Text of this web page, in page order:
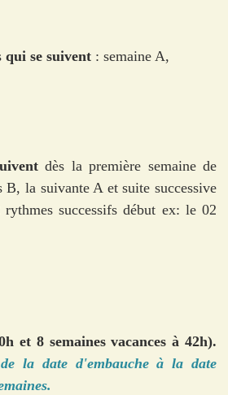
qui se suivent : semaine A,
dès la première semaine de
la suivante A et suite successive
successifs début ex: le 02
la date d'embauche à la date